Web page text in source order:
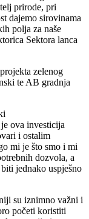
prirode, pri
dajemo sirovinama
polja za naše
Sektora lanca
zelenog
te AB gradnja
ova investicija
i ostalim
mi je što smo i mi
dozvola, a
jednako uspješno
su iznimno važni i
početi koristiti